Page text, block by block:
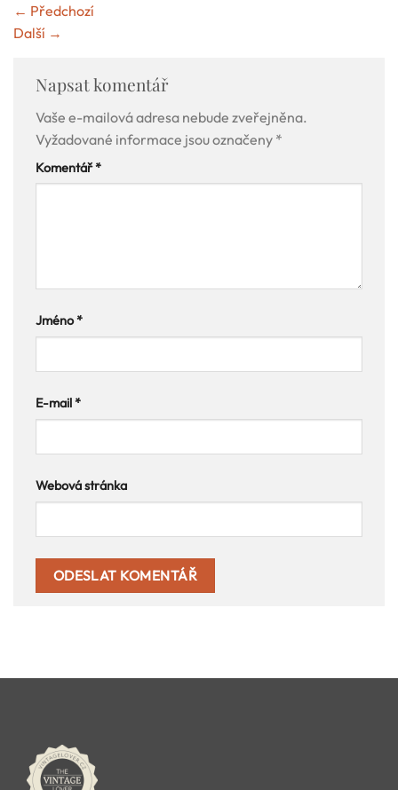
← Předchozí
Další →
Napsat komentář
Vaše e-mailová adresa nebude zveřejněna.
Vyžadované informace jsou označeny *
Komentář*
Jméno*
E-mail*
Webová stránka